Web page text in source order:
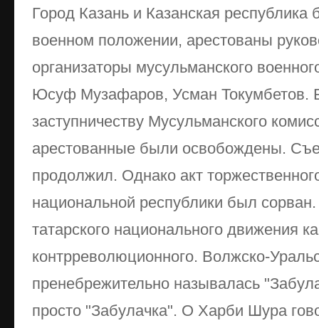
Город Казань и Казанская
военном положении, арестованы
организаторы мусульманского
Юсуф Музафаров, Усман Токумбетов.
заступничеству Мусульманского
арестованные были освобождены.
продолжил. Однако акт
национальной pecпублики был
татарского национального движения
контрреволюционного. Волжско-
пренебрежительно называлась
просто "Забулачка". О Харби Шура